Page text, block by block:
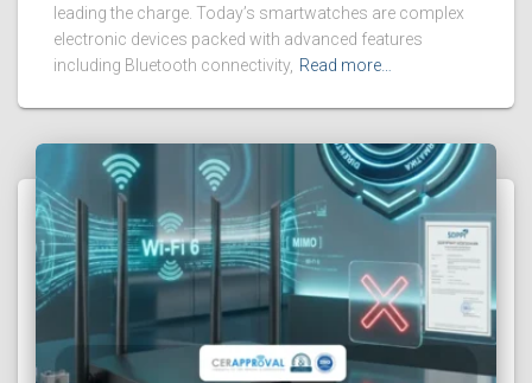
leading the charge. Today’s smartwatches are complex
electronic devices packed with advanced features
including Bluetooth connectivity, Read more…